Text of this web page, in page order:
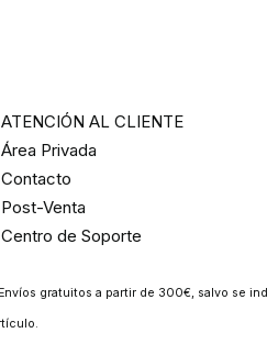
ATENCIÓN AL CLIENTE
Área Privada
Contacto
Post-Venta
Centro de Soporte
gratuitos a partir de 300€, salvo se